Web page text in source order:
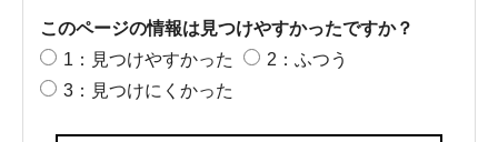
このページの情報は見つけやすかったですか？
1：見つけやすかった
2：ふつう
3：見つけにくかった